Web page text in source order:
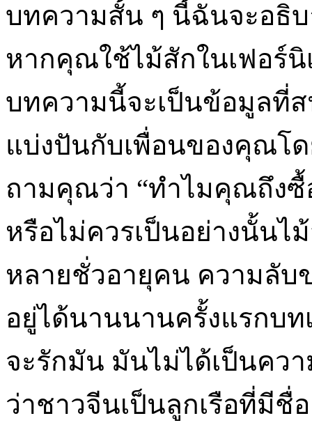
บทความสั้น ๆ นี้ฉันจะอธิ
หากคุณใช้ไม้สักในเฟอร์
บทความนี้จะเป็นข้อมูลที่
แบ่งปันกับเพื่อนของคุณโด
ถามคุณว่า “ทำไมคุณถึงซื้
หรือไม่ควรเป็นอย่างนั้นไ
หลายชั่วอายุคน ความลับ
อยู่ได้นานนานครั้งแรกบ
จะรักมัน มันไม่ได้เป็นคว
ว่าชาวจีนเป็นลูกเรือที่มีชื่